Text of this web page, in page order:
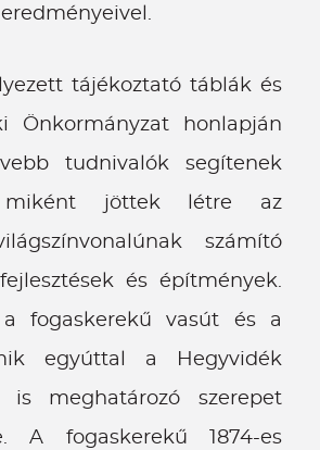
tájékoztató táblák és
Önkormányzat honlapján
tudnivalók segítenek
miként jöttek létre az
számító
és építmények.
fogaskerekű vasút és a
egyúttal a Hegyvidék
is meghatározó szerepet
A fogaskerekű 1874-es